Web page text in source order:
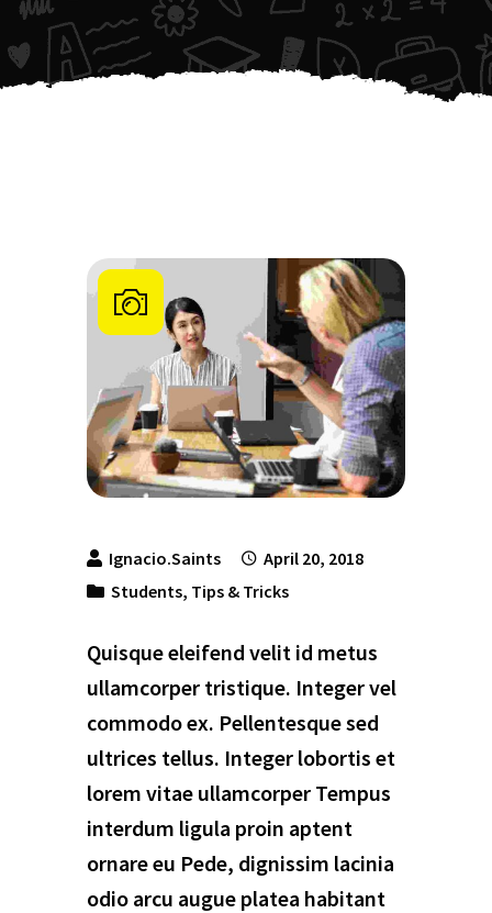
Ignacio.saints
April 20, 2018
Students, Tips & Tricks
Quisque eleifend velit id metus
ullamcorper tristique. Integer vel
commodo ex. Pellentesque sed
ultrices tellus. Integer lobortis et
lorem vitae ullamcorper Tempus
interdum ligula proin aptent
ornare eu Pede, dignissim lacinia
odio arcu augue platea habitant